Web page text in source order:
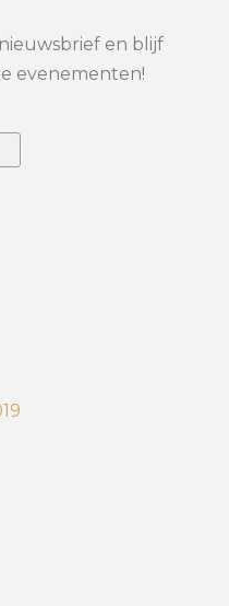
en blijf
evenementen!